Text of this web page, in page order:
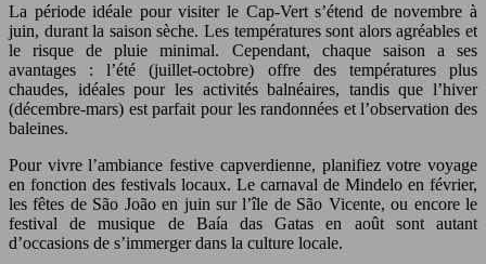
La période idéale pour visiter le Cap-Vert s’étend de novembre à
juin, durant la saison sèche. Les températures sont alors agréables et
le risque de pluie minimal. Cependant, chaque saison a ses
avantages : l’été (juillet-octobre) offre des températures plus
chaudes, idéales pour les activités balnéaires, tandis que l’hiver
(décembre-mars) est parfait pour les randonnées et l’observation des
baleines.
Pour vivre l’ambiance festive capverdienne, planifiez votre voyage
en fonction des festivals locaux. Le carnaval de Mindelo en février,
les fêtes de São João en juin sur l’île de São Vicente, ou encore le
festival de musique de Baía das Gatas en août sont autant
d’occasions de s’immerger dans la culture locale.